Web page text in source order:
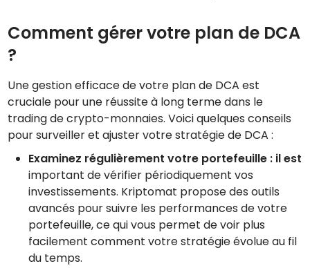
Comment gérer votre plan de DCA
?
Une gestion efficace de votre plan de DCA est
cruciale pour une réussite à long terme dans le
trading de crypto-monnaies. Voici quelques conseils
pour surveiller et ajuster votre stratégie de DCA :
Examinez régulièrement votre portefeuille : il est
important de vérifier périodiquement vos
investissements. Kriptomat propose des outils
avancés pour suivre les performances de votre
portefeuille, ce qui vous permet de voir plus
facilement comment votre stratégie évolue au fil
du temps.